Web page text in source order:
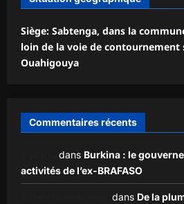
Siège: Sabtenga, dans la
loin de la voie de contournement
Ouahigouya
Commentaires récents
dans Burkina : le
activités de l’ex-BRAFASO
dans De la